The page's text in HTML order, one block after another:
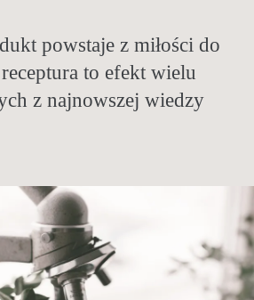
tworzymy od podstaw. W
po zioła i oleje z całego
składników są
indziej.
powstaje z miłości do
to efekt wielu
z najnowszej wiedzy
stosujemy
historyczną wiedzę
świata z najnowszymi